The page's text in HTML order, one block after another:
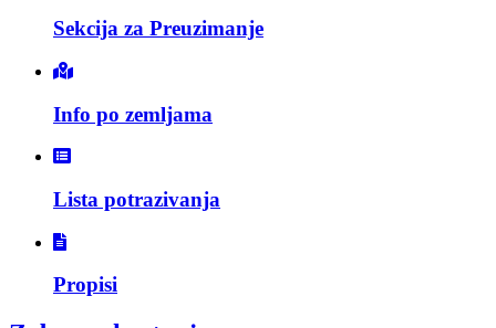
Sekcija za Preuzimanje
Info po zemljama
Lista potrazivanja
Propisi